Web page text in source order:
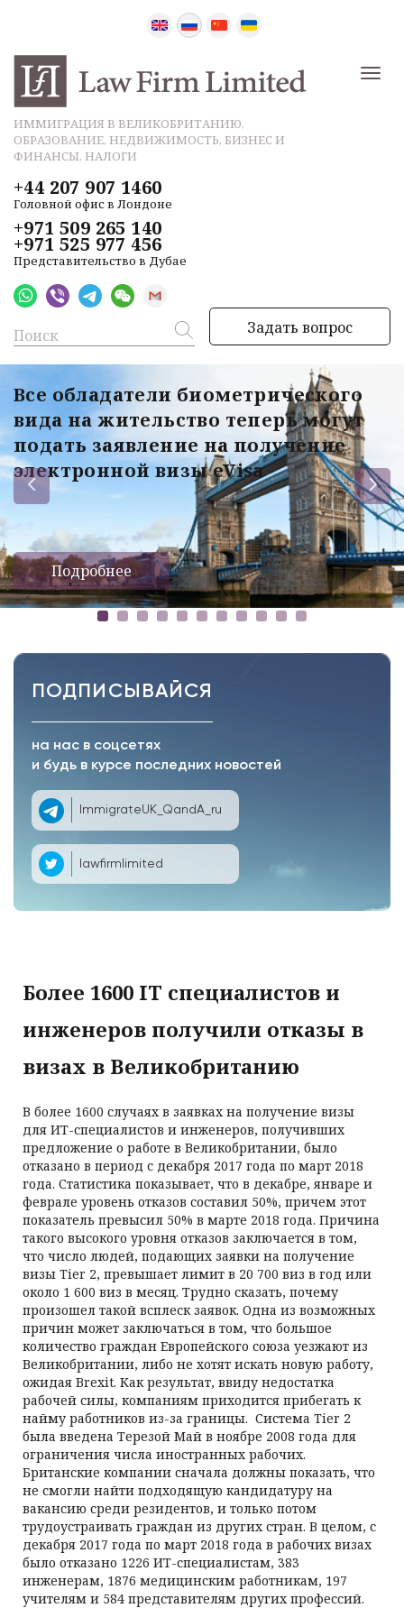
ИММИГРАЦИЯ В ВЕЛИКОБРИТАНИЮ,
ОБРАЗОВАНИЕ, НЕДВИЖИМОСТЬ, БИЗНЕС И
ФИНАНСЫ, НАЛОГИ
+44 207 907 1460
Головной офис в Лондоне
+971 509 265 140
+971 525 977 456
Представительство в Дубае
Задать вопрос
Все обладатели биометрического
вида на жительство теперь могут
подать заявление на получение
электронной визы eVisa
Подробнее
ПОДПИСЫВАЙСЯ
на нас в соцсетях
и будь в курсе последних новостей
ImmigrateUK_QandA_ru
lawfirmlimited
Более 1600 IT специалистов и
инженеров получили отказы в
визах в Великобританию
В более 1600 случаях в заявках на получение визы
для ИТ-специалистов и инженеров, получивших
предложение о работе в Великобритании, было
отказано в период с декабря 2017 года по март 2018
года. Статистика показывает, что в декабре, январе и
феврале уровень отказов составил 50%, причем этот
показатель превысил 50% в марте 2018 года. Причина
такого высокого уровня отказов заключается в том,
что число людей, подающих заявки на получение
визы Tier 2, превышает лимит в 20 700 виз в год или
около 1 600 виз в месяц. Трудно сказать, почему
произошел такой всплеск заявок. Одна из возможных
причин может заключаться в том, что большое
количество граждан Европейского союза уезжают из
Великобритании, либо не хотят искать новую работу,
ожидая Brexit. Как результат, ввиду недостатка
рабочей силы, компаниям приходится прибегать к
найму работников из-за границы. Система Tier 2
была введена Терезой Май в ноябре 2008 года для
ограничения числа иностранных рабочих.
Британские компании сначала должны показать, что
не смогли найти подходящую кандидатуру на
вакансию среди резидентов, и только потом
трудоустраивать граждан из других стран. В целом, с
декабря 2017 года по март 2018 года в рабочих визах
было отказано 1226 ИТ-специалистам, 383
инженерам, 1876 медицинским работникам, 197
учителям и 584 представителям других профессий.